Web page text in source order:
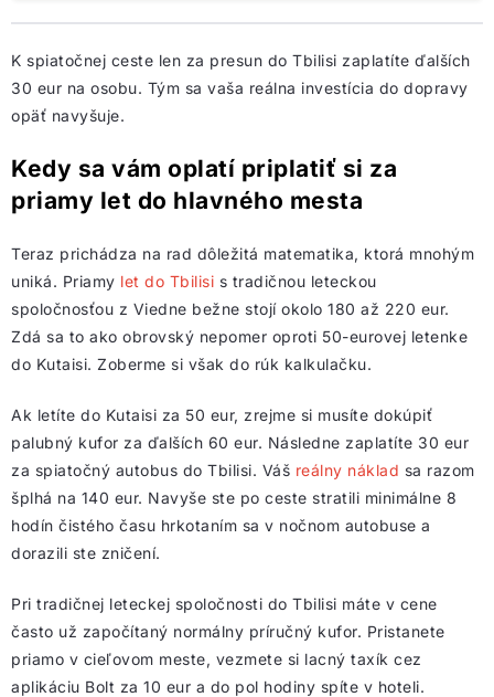
K spiatočnej ceste len za presun do Tbilisi zaplatíte ďalších
30 eur na osobu. Tým sa vaša reálna investícia do dopravy
opäť navyšuje.
Kedy sa vám oplatí priplatiť si za
priamy let do hlavného mesta
Teraz prichádza na rad dôležitá matematika, ktorá mnohým
uniká. Priamy let do Tbilisi s tradičnou leteckou
spoločnosťou z Viedne bežne stojí okolo 180 až 220 eur.
Zdá sa to ako obrovský nepomer oproti 50-eurovej letenke
do Kutaisi. Zoberme si však do rúk kalkulačku.
Ak letíte do Kutaisi za 50 eur, zrejme si musíte dokúpiť
palubný kufor za ďalších 60 eur. Následne zaplatíte 30 eur
za spiatočný autobus do Tbilisi. Váš reálny náklad sa razom
šplhá na 140 eur. Navyše ste po ceste stratili minimálne 8
hodín čistého času hrkotaním sa v nočnom autobuse a
dorazili ste zničení.
Pri tradičnej leteckej spoločnosti do Tbilisi máte v cene
často už započítaný normálny príručný kufor. Pristanete
priamo v cieľovom meste, vezmete si lacný taxík cez
aplikáciu Bolt za 10 eur a do pol hodiny spíte v hoteli.